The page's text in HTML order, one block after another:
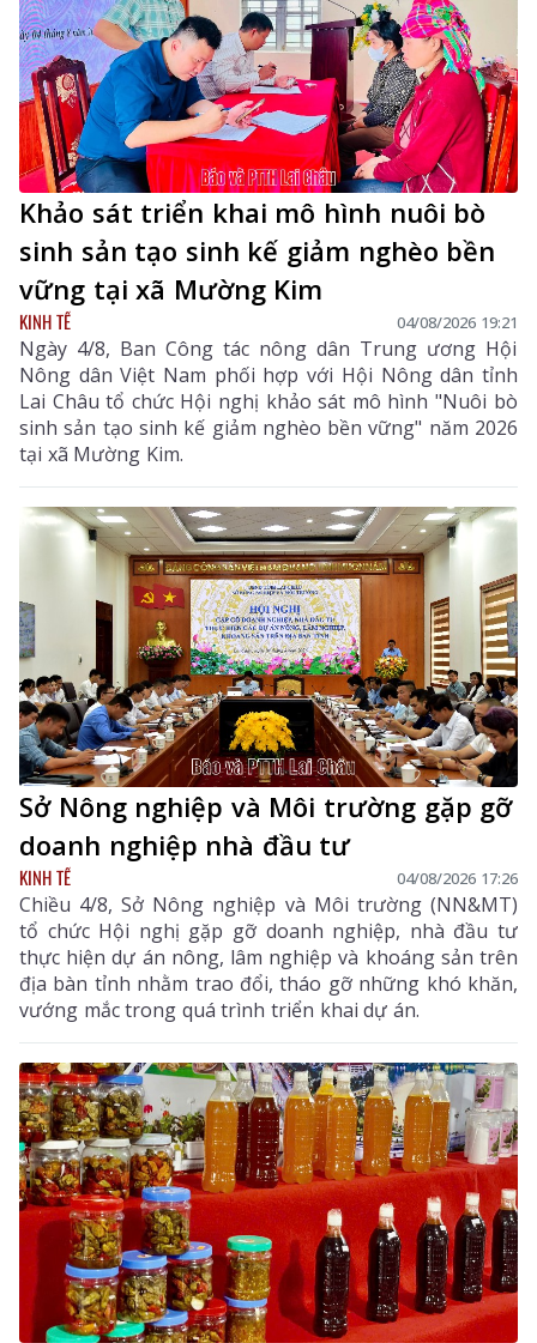
Khảo sát triển khai mô hình nuôi bò
sinh sản tạo sinh kế giảm nghèo bền
vững tại xã Mường Kim
KINH TẾ 04/08/2026 19:21
Ngày 4/8, Ban Công tác nông dân Trung ương Hội
Nông dân Việt Nam phối hợp với Hội Nông dân tỉnh
Lai Châu tổ chức Hội nghị khảo sát mô hình "Nuôi bò
sinh sản tạo sinh kế giảm nghèo bền vững" năm 2026
tại xã Mường Kim.
Sở Nông nghiệp và Môi trường gặp gỡ
doanh nghiệp nhà đầu tư
KINH TẾ 04/08/2026 17:26
Chiều 4/8, Sở Nông nghiệp và Môi trường (NN&MT)
tổ chức Hội nghị gặp gỡ doanh nghiệp, nhà đầu tư
thực hiện dự án nông, lâm nghiệp và khoáng sản trên
địa bàn tỉnh nhằm trao đổi, tháo gỡ những khó khăn,
vướng mắc trong quá trình triển khai dự án.